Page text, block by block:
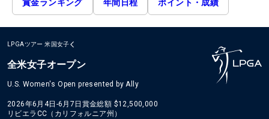
賞金ランキング 年間日程 ポイント・成績
LPGAツアー 米国女子
全米女子オープン
U.S. Women's Open presented by Ally
2026年6月4日-6月7日 賞金総額 $12,500,000
リビエラCC（カリフォルニア州）